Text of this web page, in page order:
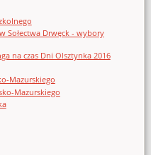
Sołectwa Drwęck - wybory
na czas Dni Olsztynka 2016
Mazurskiego
Mazurskiego